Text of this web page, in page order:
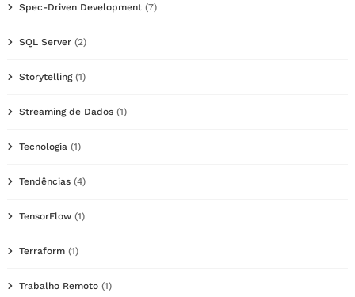
Spec-Driven Development (7)
SQL Server (2)
Storytelling(1)
Streaming de Dados (1)
Tecnologia (1)
Tendências (4)
TensorFlow (1)
Terraform (1)
Trabalho Remoto (1)